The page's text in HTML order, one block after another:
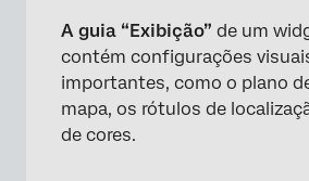
A guia “Exibição” de um
contém configurações
importantes, como o plano
mapa, os rótulos de
de cores.